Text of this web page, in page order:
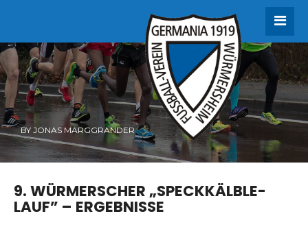
BY JONAS MARGGRANDER
9. WÜRMERSCHER „SPECKKÄLBLE-
LAUF” – ERGEBNISSE